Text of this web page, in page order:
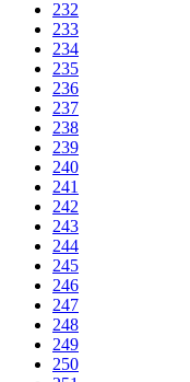
232
233
234
235
236
237
238
239
240
241
242
243
244
245
246
247
248
249
250